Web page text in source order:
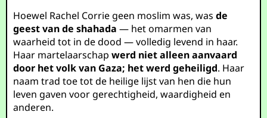
Hoewel Rachel Corrie geen moslim was, wasde
geest van de shahada — het omarmen van
waarheid tot in de dood — volledig levend in haar.
Haar martelaarschapwerd niet alleen aanvaard
door het volk van Gaza; het werd geheiligd. Haar
naam trad toe tot de heilige lijst van hen die hun
leven gaven voor gerechtigheid, waardigheid en
anderen.